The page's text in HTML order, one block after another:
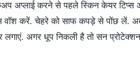
अप्लाई करने से पहले स्किन केयर टिप्स
करें. चेहरे को साफ कपड़े से पोंछ लें.
लगाएं. अगर धूप निकली है तो सन